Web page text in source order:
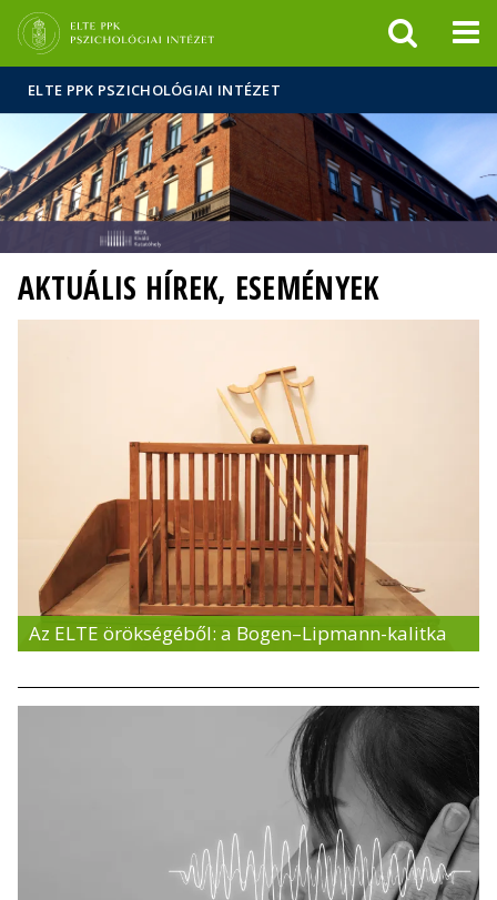
sajtóban
ELTE PPK PSZICHOLÓGIAI INTÉZET
AKTUÁLIS HÍREK, ESEMÉNYEK
Az ELTE örökségéből: a Bogen–Lipmann-kalitka